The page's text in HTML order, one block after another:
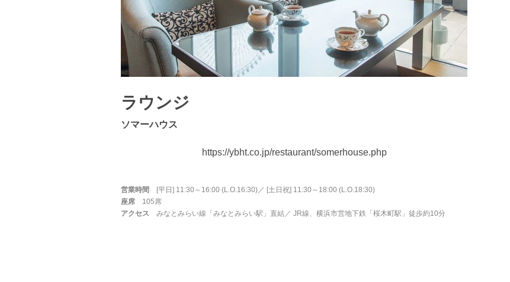
ラウンジ
ソマーハウス
https://ybht.co.jp/restaurant/somerhouse.php
営業時間
[平日] 11:30～16:00 (L.O.16:30)／ [土日祝] 11:30～18:00 (L.O.18:30)
座席 105席
アクセス みなとみらい線「みなとみらい駅」直結／ JR線、横浜市営地下鉄「桜木町駅」徒歩約10分